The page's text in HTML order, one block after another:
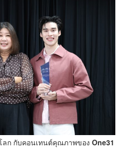
ลก กับคอนเทนต์คุณภาพของ One31